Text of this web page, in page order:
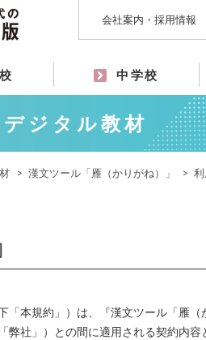
会社案内・採用情報
中学校
デジタル教材
漢文ツール「雁（かりがね）」
「本規約」）は、『漢文ツール「雁
弊社」）との間に適用される契約内